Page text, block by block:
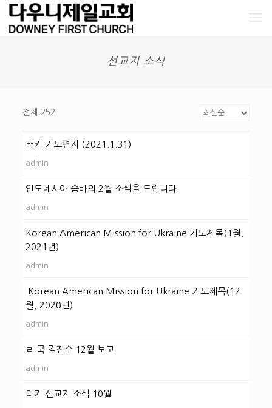
선교지 소식
전체 252
터키 기도편지 (2021.1.31)
admin
인도네시아 숨바의 2월 소식을 드립니다.
admin
Korean American Mission for Ukraine 기도제목(1월,
2021년)
admin
Korean American Mission for Ukraine 기도제목(12
월, 2020년)
admin
ㄹ 국 김진수 12월 보고
admin
터키 선교지 소식 10월